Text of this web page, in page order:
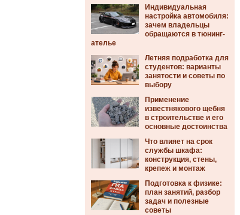
Индивидуальная
настройка автомобиля:
зачем владельцы
обращаются в тюнинг-
ателье
Летняя подработка для
студентов: варианты
занятости и советы по
выбору
Применение
известнякового щебня
в строительстве и его
основные достоинства
Что влияет на срок
службы шкафа:
конструкция, стены,
крепеж и монтаж
Подготовка к физике:
план занятий, разбор
задач и полезные
советы